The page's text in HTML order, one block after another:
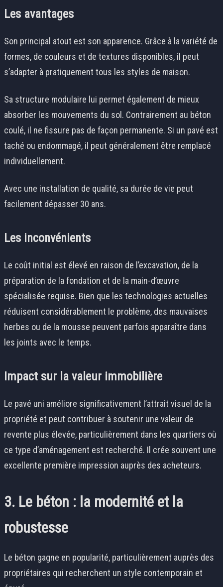
Les avantages
Son principal atout est son apparence. Grâce à la variété de
formes, de couleurs et de textures disponibles, il peut
s’adapter à pratiquement tous les styles de maison.
Sa structure modulaire lui permet également de mieux
absorber les mouvements du sol. Contrairement au béton
coulé, il ne fissure pas de façon permanente. Si un pavé est
taché ou endommagé, il peut généralement être remplacé
individuellement.
Avec une installation de qualité, sa durée de vie peut
facilement dépasser 30 ans.
Les inconvénients
Le coût initial est élevé en raison de l’excavation, de la
préparation de la fondation et de la main-d’œuvre
spécialisée requise. Bien que les technologies actuelles
réduisent considérablement le problème, des mauvaises
herbes ou de la mousse peuvent parfois apparaître dans
les joints avec le temps.
Impact sur la valeur immobilière
Le pavé uni améliore significativement l’attrait visuel de la
propriété et peut contribuer à soutenir une valeur de
revente plus élevée, particulièrement dans les quartiers où
ce type d’aménagement est recherché. Il crée souvent une
excellente première impression auprès des acheteurs.
3. Le béton : la modernité et la
robustesse
Le béton gagne en popularité, particulièrement auprès des
propriétaires qui recherchent un style contemporain et